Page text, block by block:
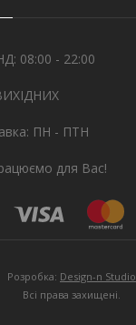
08:00 - 22:00
ПН - ПТН
для Вас!
Розробка: Design-n Studio
Всі права захищені.